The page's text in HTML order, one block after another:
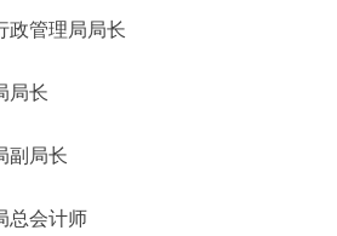
局局长
长
长
计师